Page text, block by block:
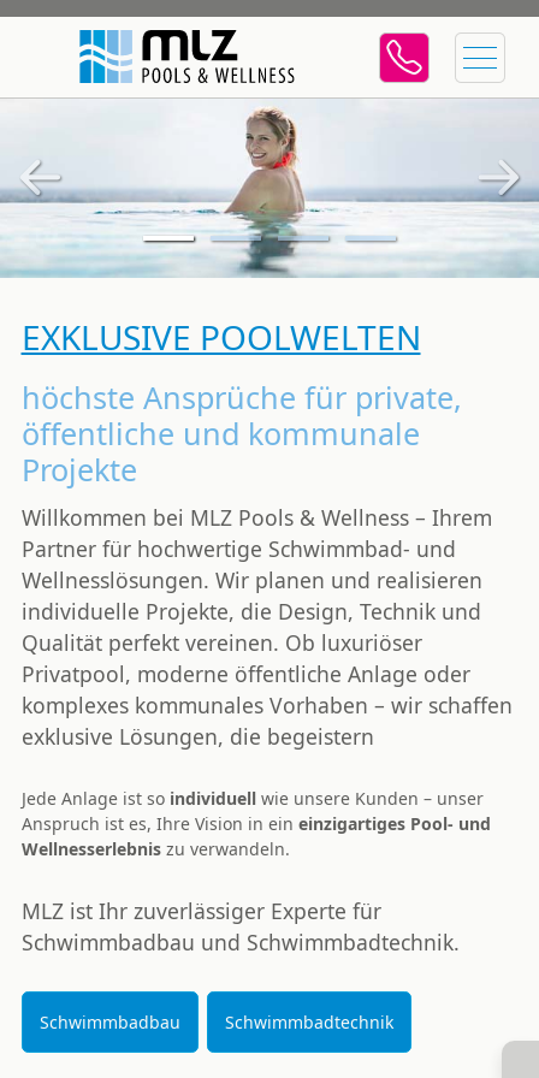
Previous Next
EXKLUSIVE POOLWELTEN
höchste Ansprüche für private,
öffentliche und kommunale
Projekte
Willkommen bei MLZ Pools & Wellness– Ihrem
Partner für hochwertige Schwimmbad- und
Wellnesslösungen. Wir planen und realisieren
individuelle Projekte, die Design, Technik und
Qualität perfekt vereinen. Ob luxuriöser
Privatpool, moderne öffentliche Anlage oder
komplexes kommunales Vorhaben – wir schaffen
exklusive Lösungen, die begeistern
Jede Anlage ist so individuellwie unsere Kunden – unser
Anspruch ist es, Ihre Vision in ein einzigartiges Pool- und
Wellnesserlebniszu verwandeln.
MLZ ist Ihr zuverlässiger Experte für
Schwimmbadbau und Schwimmbadtechnik.
Schwimmbadbau Schwimmbadtechnik